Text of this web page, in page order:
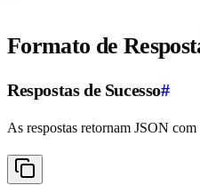
Formato de
Respostas de Sucesso#
As respostas retornam JSON